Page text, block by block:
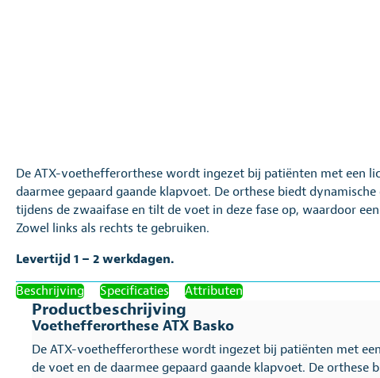
De ATX-voethefferorthese wordt ingezet bij patiënten met een
daarmee gepaard gaande klapvoet. De orthese biedt
tijdens de zwaaifase en tilt de voet in deze fase op, waardoor
Zowel links als rechts te gebruiken.
Levertijd 1 – 2 werkdagen.
Beschrijving
Specificaties Attributen
Productbeschrijving
Voethefferorthese ATX Basko
De ATX-voethefferorthese wordt ingezet bij patiënten met
de voet en de daarmee gepaard gaande klapvoet. De orthese